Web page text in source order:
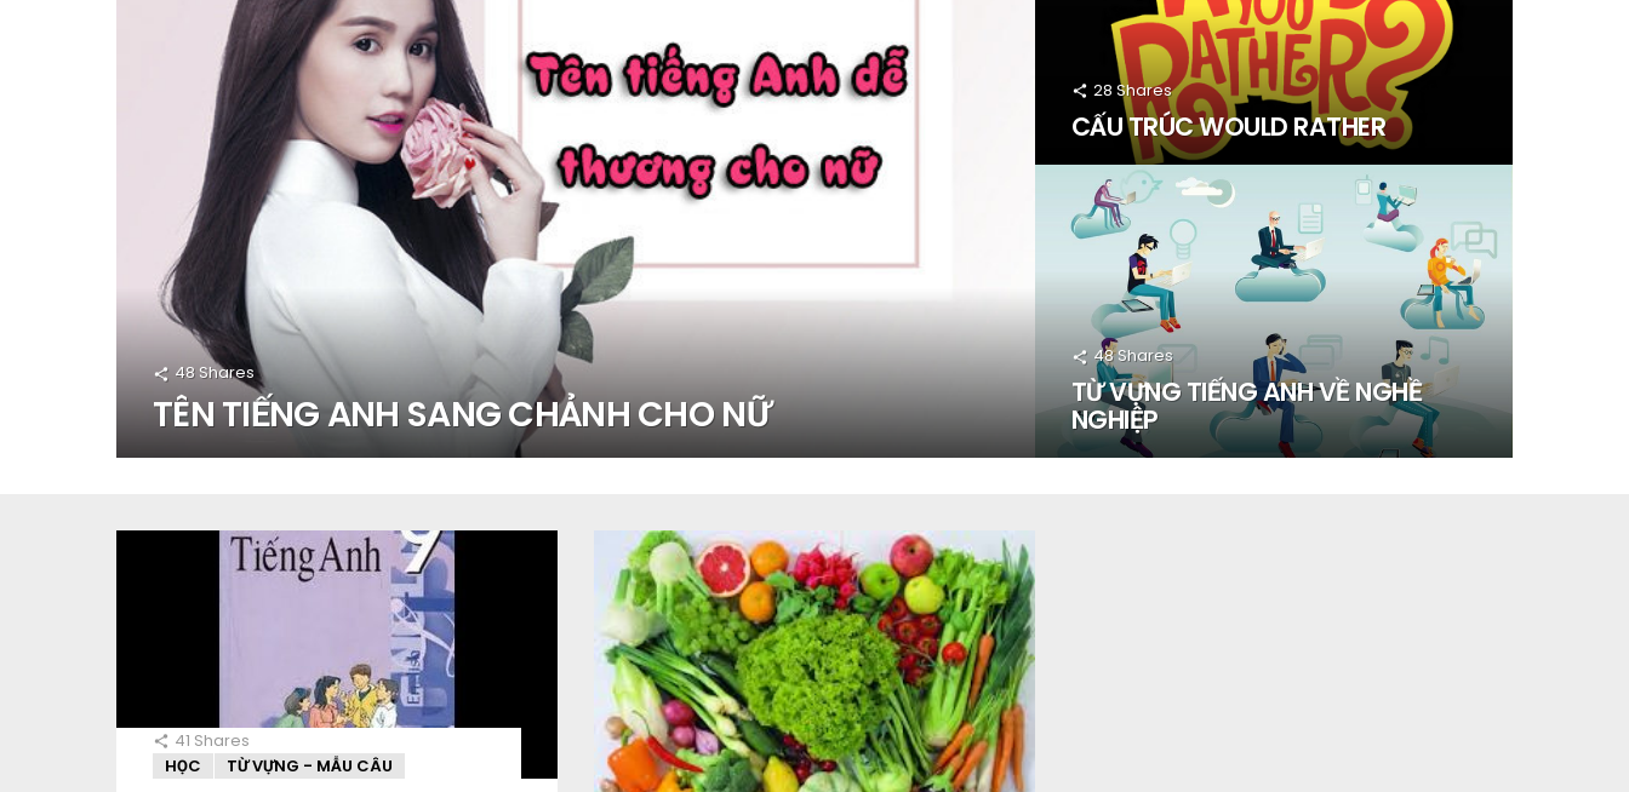
48Shares
TÊN TIẾNG ANH SANG CHẢNH CHO NỮ
28 Shares
CẤU TRÚC WOULD RATHER
48Shares
TỪ VỰNG TIẾNG ANH VỀ NGHỀ
NGHIỆP
41 Shares
HỌC
TỪ VỰNG - MẪU CÂU